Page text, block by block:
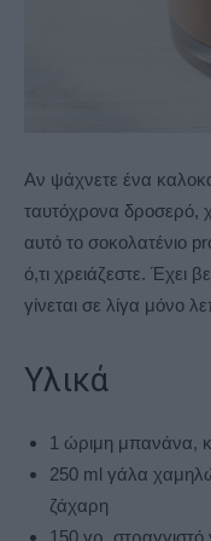
Αν ψάχνετε ένα
ταυτόχρονα δροσερό,
αυτό το σοκολατένιο
ό,τι χρειάζεστε. Έχει
γίνεται σε λίγα μόνο
Υλικά
1 ώριμη μπανάνα,
250 ml γάλα
ζάχαρη
150 γρ. στραγγιστό